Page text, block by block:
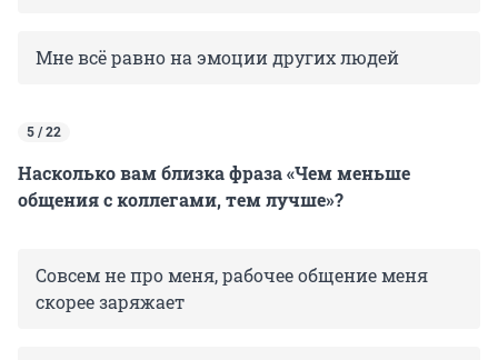
Мне всё равно на эмоции других людей
5 / 22
Насколько вам близка фраза «Чем меньше
общения с коллегами, тем лучше»?
Совсем не про меня, рабочее общение меня
скорее заряжает